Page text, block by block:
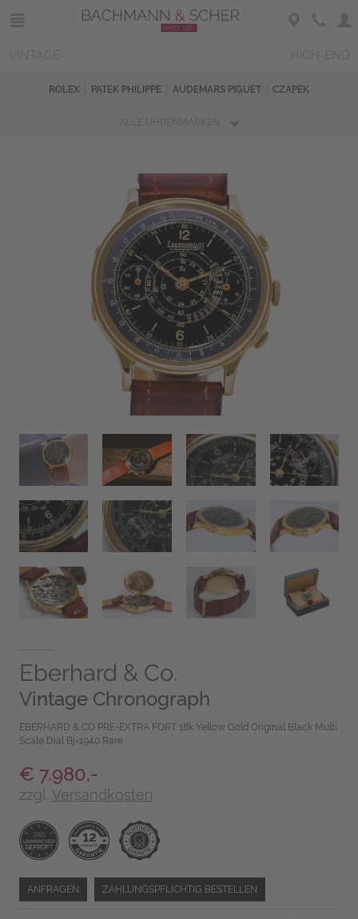
ROLEX PATEK PHILIPPE AUDEMARS PIGUET CZAPEK
Eberhard & Co.
Vintage Chronograph
EBERHARD & CO PRE-EXTRA FORT 18k Yellow Gold Original Black Multi
Scale Dial Bj-1940 Rare
€ 7.980,-
zzgl. Versandkosten
ANFRAGEN ZAHLUNGSPFLICHTIG BESTELLEN